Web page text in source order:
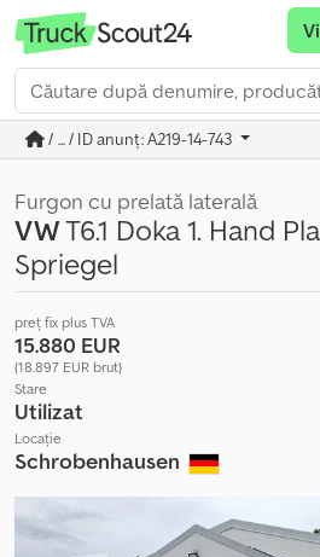
/ ... / ID anunț: A219-14-743
Furgon cu prelată laterală
VWT6.1 Doka 1. Hand
Spriegel
preț fix plus TVA
15.880 EUR
(18.897 EUR brut)
Stare
Utilizat
Locație
Schrobenhausen